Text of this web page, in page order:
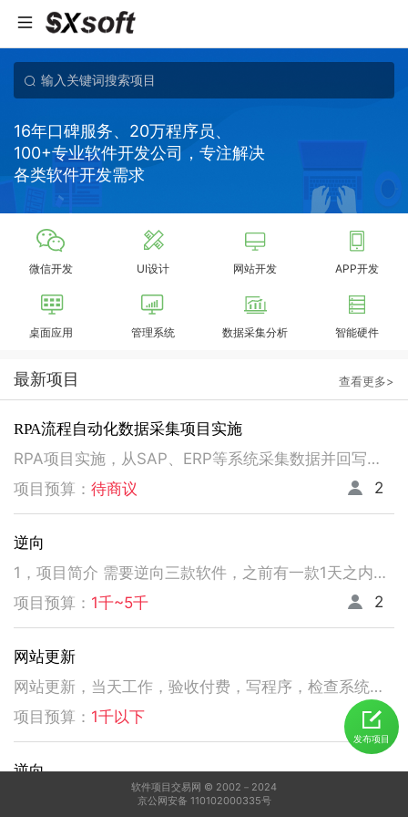
16年口碑服务、20万程序员、
100+专业软件开发公司，专注解决
各类软件开发需求
微信开发 UI设计 网站开发 APP开发
桌面应用 管理系统 数据采集分析 智能硬件
最新项目 查看更多>
RPA流程自动化数据采集项目实施
RPA项目实施，从SAP、ERP等系统采集数据并回写。请注意以下要求，不符合者请勿扰！ 1、熟悉掌握国内主流RPA设计实施，如弘玑、来也、艺赛旗等产品； 2、有大中型企业RPA流程设计、实施项目经验； 3、非远程、需要现场实施！！！！！！！
项目预算： 待商议 2
逆向
1，项目简介 需要逆向三款软件，之前有一款1天之内有人已经逆向出来，交付给我了。 2，功能需求 逆向出来后，不做任何功能改变，做加密授权就可以了三、人员要求 3，人员要求 精通逆向，做事速度快。不拖延项目进度，能保持实时交流，按时交付。 平台功能可正常使用，无明显bug。 提供项目源码
项目预算： 1千~5千 2
网站更新
网站更新，当天工作，验收付费，写程序，检查系统，更新资料库，按发现问题及时处理，写新的广州话A l软件
项目预算： 1千以下 5
逆向
发布项目
软件项目交易网 © 2002－2024
京公网安备 110102000335号